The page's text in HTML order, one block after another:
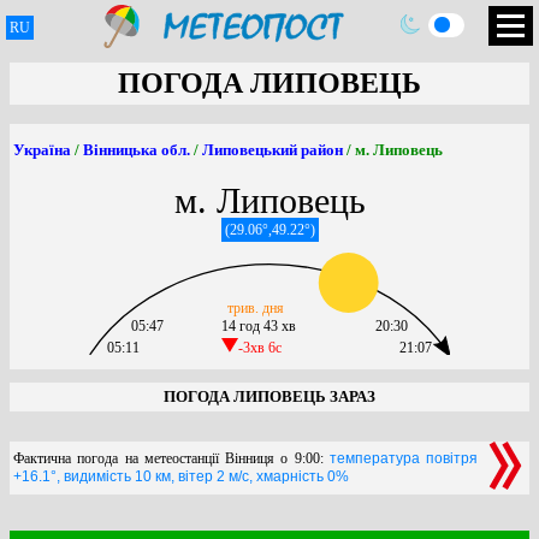
RU
ПОГОДА ЛИПОВЕЦЬ
Україна / Вінницька обл. / Липовецький район / м. Липовець
м. Липовець
(29.06°,49.22°)
05:11
05:47
14 год 43 хв
-3хв 6c
трив. дня
21:07
20:30
ПОГОДА ЛИПОВЕЦЬ ЗАРАЗ
Фактична погода на метеостанції Вінниця о 9:00: температура повітря
+16.1°, видимість 10 км, вітер 2 м/с, хмарність 0%